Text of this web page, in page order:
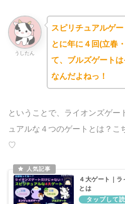
うしたん
スピリチュアルゲ
とに年に４回(立春
て、ブルズゲート
なんだよねっ！
ということで、ライオンズゲー
ュアルな４つのゲートとは？こ
♡
４大ゲート｜
とは